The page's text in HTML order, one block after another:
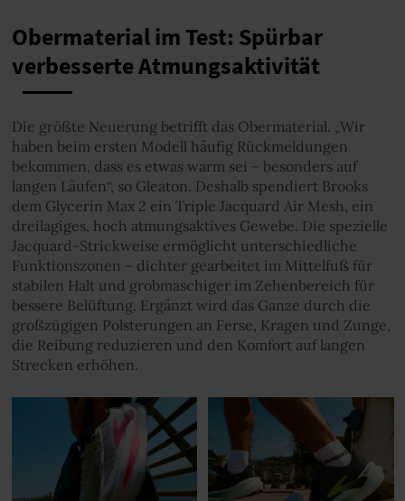
Obermaterial im Test: Spürbar
verbesserte Atmungsaktivität
Die größte Neuerung betrifft das Obermaterial. „Wir
haben beim ersten Modell häufig Rückmeldungen
bekommen, dass es etwas warm sei – besonders auf
langen Läufen“, so Gleaton. Deshalb spendiert Brooks
dem Glycerin Max 2 ein Triple Jacquard Air Mesh, ein
dreilagiges, hoch atmungsaktives Gewebe. Die spezielle
Jacquard-Strickweise ermöglicht unterschiedliche
Funktionszonen – dichter gearbeitet im Mittelfuß für
stabilen Halt und grobmaschiger im Zehenbereich für
bessere Belüftung. Ergänzt wird das Ganze durch die
großzügigen Polsterungen an Ferse, Kragen und Zunge,
die Reibung reduzieren und den Komfort auf langen
Strecken erhöhen.